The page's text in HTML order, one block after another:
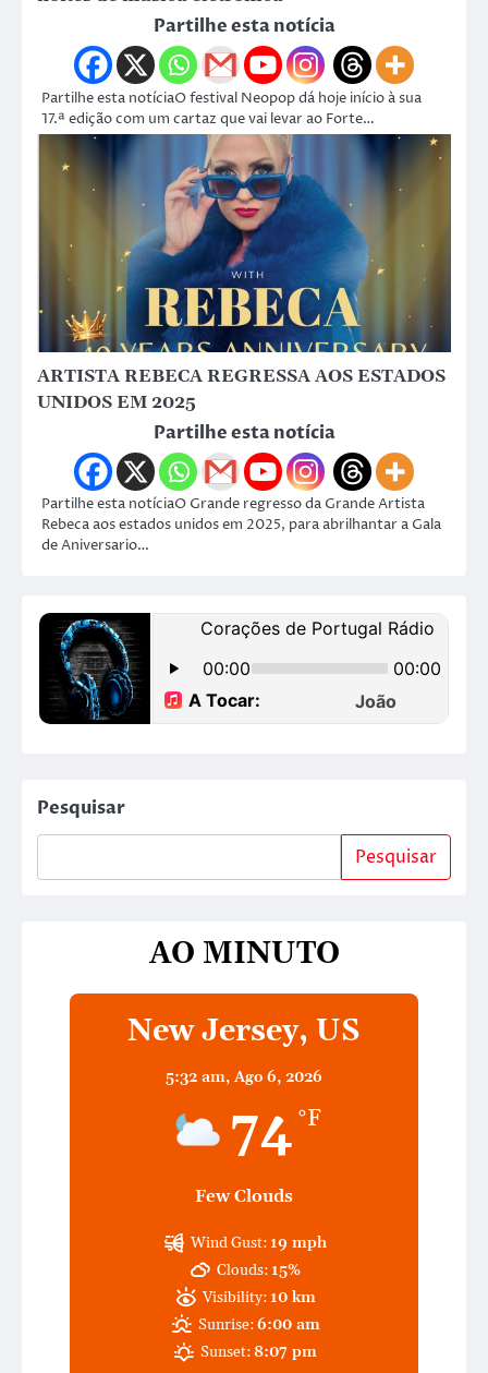
Partilhe esta notícia
Partilhe esta notíciaO festival Neopop dá hoje início à sua
17.ª edição com um cartaz que vai levar ao Forte…
ARTISTA REBECA REGRESSA AOS ESTADOS
UNIDOS EM 2025
Partilhe esta notícia
Partilhe esta notíciaO Grande regresso da Grande Artista
Rebeca aos estados unidos em 2025, para abrilhantar a Gala
de Aniversario…
Pesquisar
Pesquisar
AO MINUTO
New Jersey, US
5:32 am, Ago 6, 2026
74 °F
Few Clouds
Wind Gust: 19 mph
Clouds: 15%
Visibility: 10 km
Sunrise:6:00 am
Sunset:8:07 pm